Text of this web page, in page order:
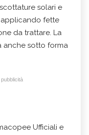
solari e
fette
da trattare. La
anche sotto forma
Ufficiali e